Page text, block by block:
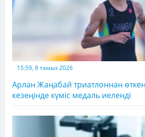
15:59, 8 тамыз 2026
Арлан Жаңабай триатлоннан
кезеңінде күміс медаль иеленді